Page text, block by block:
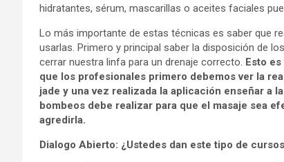
hidratantes, sérum, mascarillas o aceites faciales
Lo más importante de estas técnicas es saber que
usarlas. Primero y principal saber la disposición de
cerrar nuestra linfa para un drenaje correcto. Esto
que los profesionales primero debemos ver la
jade y una vez realizada la aplicación enseñar a
bombeos debe realizar para que el masaje sea
agredirla.
Dialogo Abierto: ¿Ustedes dan este tipo de